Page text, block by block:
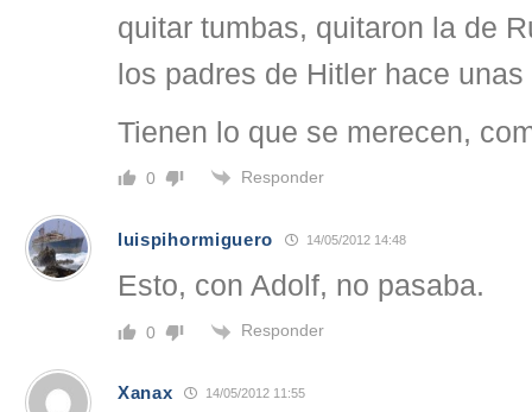
quitar tumbas, quitaron la de
los padres de Hitler hace
Tienen lo que se merecen,
0 Responder
luispihormiguero 14/05/2012 14:48
Esto, con Adolf, no pasaba.
0 Responder
Xanax 14/05/2012 11:55